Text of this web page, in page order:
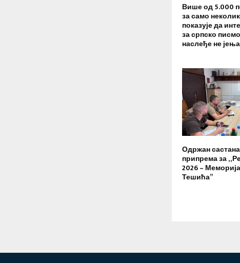
Више од 5.000
за само
показује да
за српско
наслеђе не
Одржан
припрема за
2026 –
Тешића”